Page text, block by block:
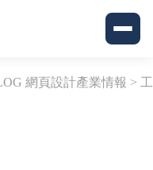
網頁設計產業情報 > 工